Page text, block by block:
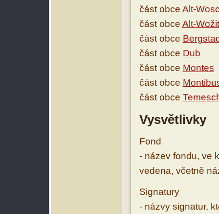
část obce Alt-
část obce Alt-
část obce
část obce Dub
část obce Montes
část obce
část obce
Vysvětlivky
Fond
- název fondu, ve
vedena, včetně
Signatury
- názvy signatur,